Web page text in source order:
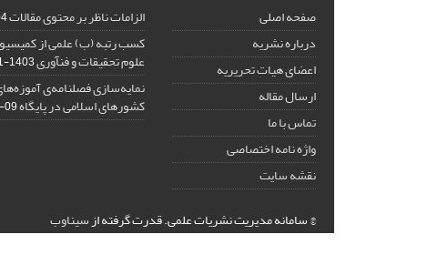
صفحه اصلی
درباره نشریه
اعضای هیات تحریریه
ارسال مقاله
تماس با ما
واژه نامه اختصاصی
نقشه سایت
الزامات ناظر بر محتوی مقالات
کسب رتبه (ب) علمی از
علوم تحقیقات و فنآوری1403-11-29
نمایه‌سازی فصلنامه‌ی
کشورهای اسلامی در پایگاه ISC
© سامانه مدیریت نشریات علمی.قدرت گرفته ازسیناوب